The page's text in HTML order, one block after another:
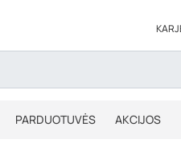
PARDUOTUVĖS AKCIJOS